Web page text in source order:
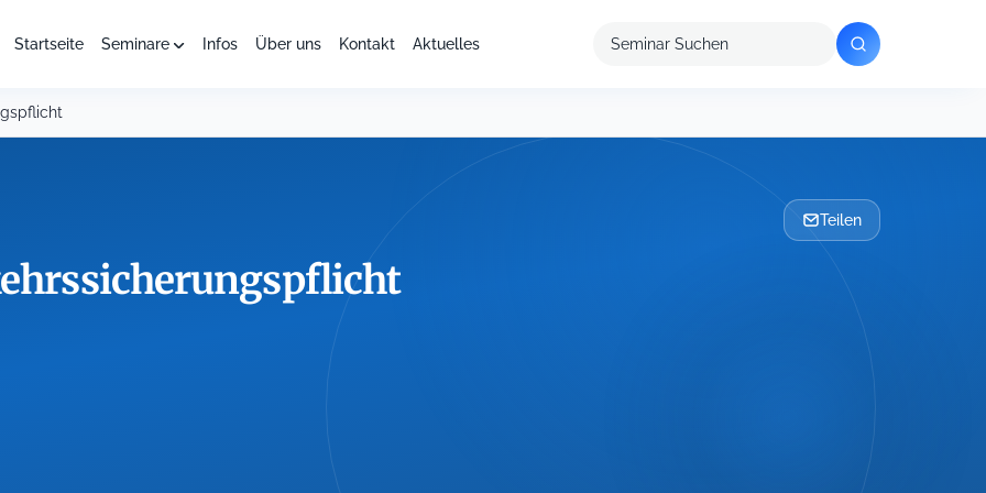
Startseite Seminare Infos Über uns Kontakt Aktuelles
Seminar
Teilen